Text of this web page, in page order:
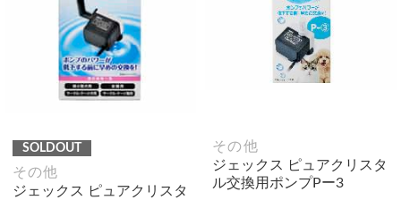
SOLDOUT
その他
ジェックス ピュアクリスタ
その他
ジェックス ピュアクリスタ
ル交換用ポンプPー3